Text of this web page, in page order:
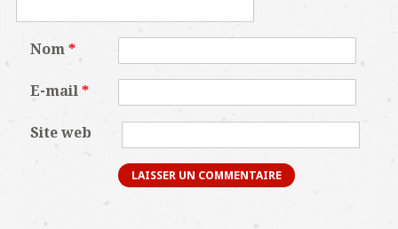
Nom*
E-mail*
Site web